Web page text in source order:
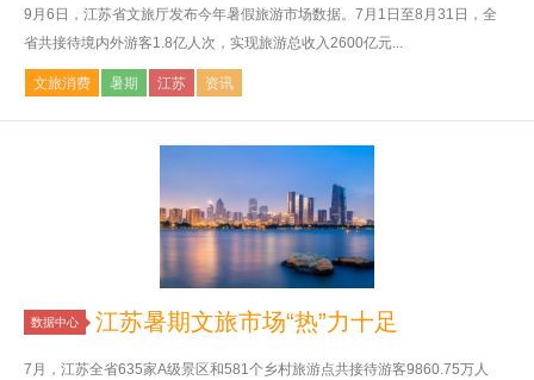
9月6日，江苏省文旅厅发布今年暑假旅游市场数据。7月1日至8月31日，全
省共接待境内外游客1.8亿人次，实现旅游总收入2600亿元...
文旅消费 暑期 江苏 资讯
数据中心 江苏暑期文旅市场“热”力十足
7月，江苏全省635家A级景区和581个乡村旅游点共接待游客9860.75万人